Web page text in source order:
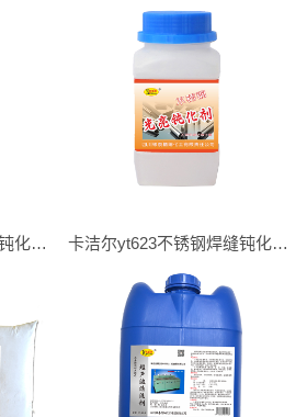
卡洁尔yt627不锈钢酸洗钝化液/酸洗液 卡洁尔yt623不锈钢焊缝钝化剂钢酸洗钝化膏酸洗膏